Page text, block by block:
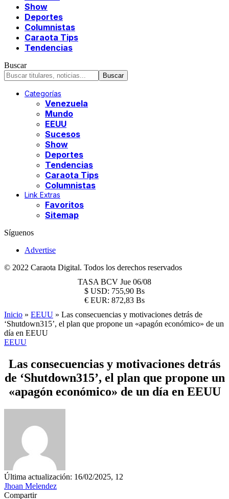
Show
Deportes
Columnistas
Caraota Tips
Tendencias
Buscar
Categorías
Venezuela
Mundo
EEUU
Sucesos
Show
Deportes
Tendencias
Caraota Tips
Columnistas
Link Extras
Favoritos
Sitemap
Síguenos
Advertise
© 2022 Caraota Digital. Todos los derechos reservados
TASA BCV Jue 06/08
$ USD: 755,90 Bs
€ EUR: 872,83 Bs
Inicio » EEUU » Las consecuencias y motivaciones detrás de
‘Shutdown315’, el plan que propone un «apagón económico» de un
día en EEUU
EEUU
Las consecuencias y motivaciones detrás
de ‘Shutdown315’, el plan que propone un
«apagón económico» de un día en EEUU
Última actualización: 16/02/2025, 12
Jhoan Melendez
Compartir